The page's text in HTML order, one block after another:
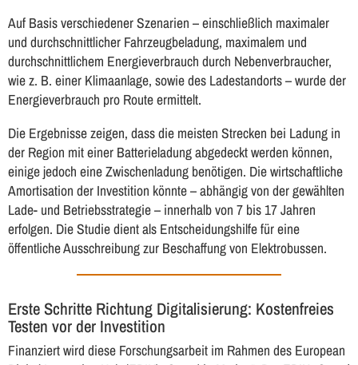
Auf Basis verschiedener Szenarien – einschließlich maximaler
und durchschnittlicher Fahrzeugbeladung, maximalem und
durchschnittlichem Energieverbrauch durch Nebenverbraucher,
wie z. B. einer Klimaanlage, sowie des Ladestandorts – wurde der
Energieverbrauch pro Route ermittelt.
Die Ergebnisse zeigen, dass die meisten Strecken bei Ladung in
der Region mit einer Batterieladung abgedeckt werden können,
einige jedoch eine Zwischenladung benötigen. Die wirtschaftliche
Amortisation der Investition könnte – abhängig von der gewählten
Lade- und Betriebsstrategie – innerhalb von 7 bis 17 Jahren
erfolgen. Die Studie dient als Entscheidungshilfe für eine
öffentliche Ausschreibung zur Beschaffung von Elektrobussen.
Erste Schritte Richtung Digitalisierung: Kostenfreies
Testen vor der Investition
Finanziert wird diese Forschungsarbeit im Rahmen des European